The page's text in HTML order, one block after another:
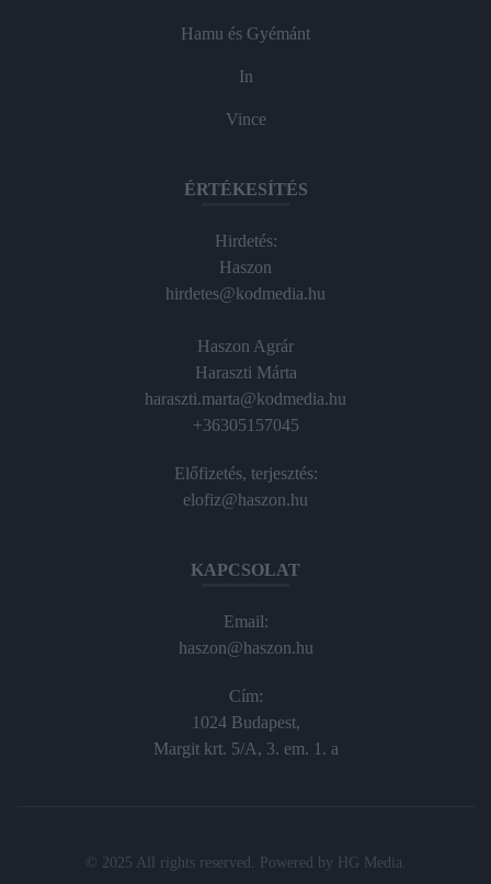
Hamu és Gyémánt
In
Vince
ÉRTÉKESÍTÉS
Hirdetés:
Haszon
hirdetes@kodmedia.hu
Haszon Agrár
Haraszti Márta
haraszti.marta@kodmedia.hu
+36305157045
Előfizetés, terjesztés:
elofiz@haszon.hu
KAPCSOLAT
Email:
haszon@haszon.hu
Cím:
1024 Budapest,
Margit krt. 5/A, 3. em. 1. a
© 2025 All rights reserved. Powered by HG Media.